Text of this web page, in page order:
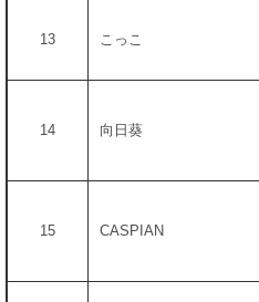
13 こっこ
14 向日葵
15 CASPIAN